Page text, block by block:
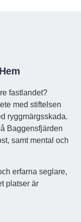
fastlandet?
med stiftelsen
ryggmärgsskada.
Baggensfjärden
samt mental och
erfarna seglare,
platser är